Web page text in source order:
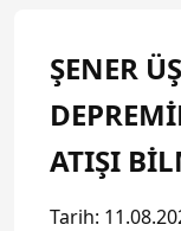
ŞENER
ATIŞI
Tarih: